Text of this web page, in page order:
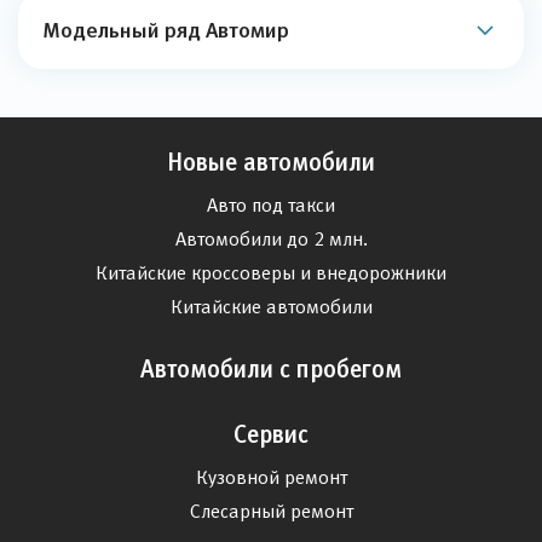
Модельный ряд Автомир
Новые автомобили
Авто под такси
Автомобили до 2 млн.
Китайские кроссоверы и внедорожники
Китайские автомобили
Автомобили с пробегом
Сервис
Кузовной ремонт
Слесарный ремонт